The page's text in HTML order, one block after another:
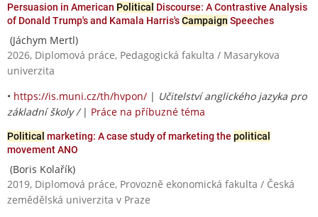
Persuasion in American Political Discourse: A Contrastive Analysis
of Donald Trump's and Kamala Harris'sCampaign Speeches
(Jáchym Mertl)
2026, Diplomová práce, Pedagogická fakulta / Masarykova
univerzita
• https://is.muni.cz/th/hvpon/ | Učitelství anglického jazyka pro
základní školy / | Práce na příbuzné téma
Political marketing: A case study of marketing the political
movement ANO
(Boris Kolařík)
2019, Diplomová práce, Provozně ekonomická fakulta / Česká
zemědělská univerzita v Praze